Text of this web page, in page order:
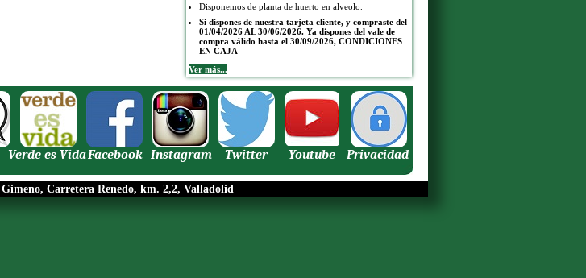
Disponemos de planta de huerto en alveolo.
Si dispones de nuestra tarjeta cliente, y compraste del
01/04/2026 AL 30/06/2026. Ya dispones del vale de
compra válido hasta el 30/09/2026, CONDICIONES
EN CAJA
Ver más...
Verde es VidaFacebook Instagram Twitter Youtube Privacidad
Carretera Renedo, km. 2,2, Valladolid